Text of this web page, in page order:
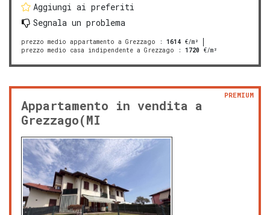
Aggiungi ai preferiti
Segnala un problema
prezzo medio appartamento a Grezzago : 1614 €/m²
prezzo medio casa indipendente a Grezzago : 1720 €/m²
Appartamento in vendita a
Grezzago(MI
PREMIUM